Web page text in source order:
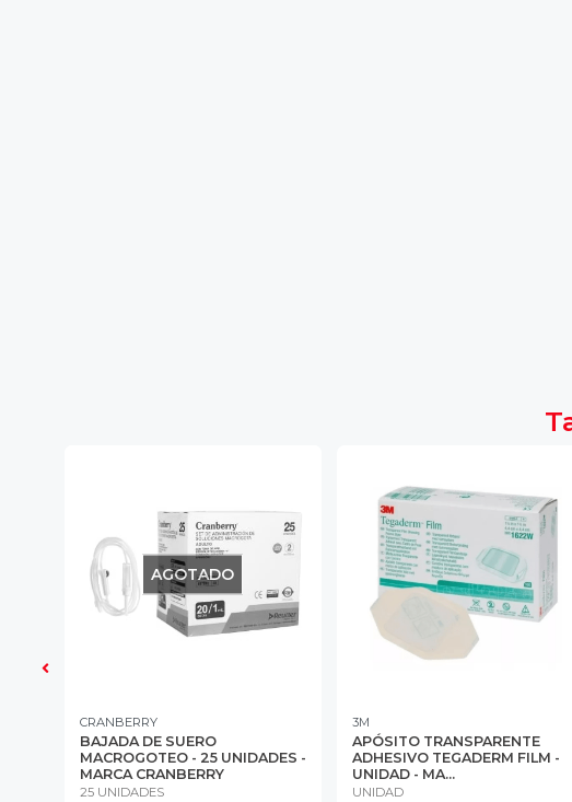
AGOTADO
CRANBERRY
BAJADA DE SUERO
MACROGOTEO - 25 UNIDADES -
MARCA CRANBERRY
25 UNIDADES
3M
APÓSITO TRANSPARENTE
ADHESIVO TEGADERM FILM -
UNIDAD - MA...
UNIDAD